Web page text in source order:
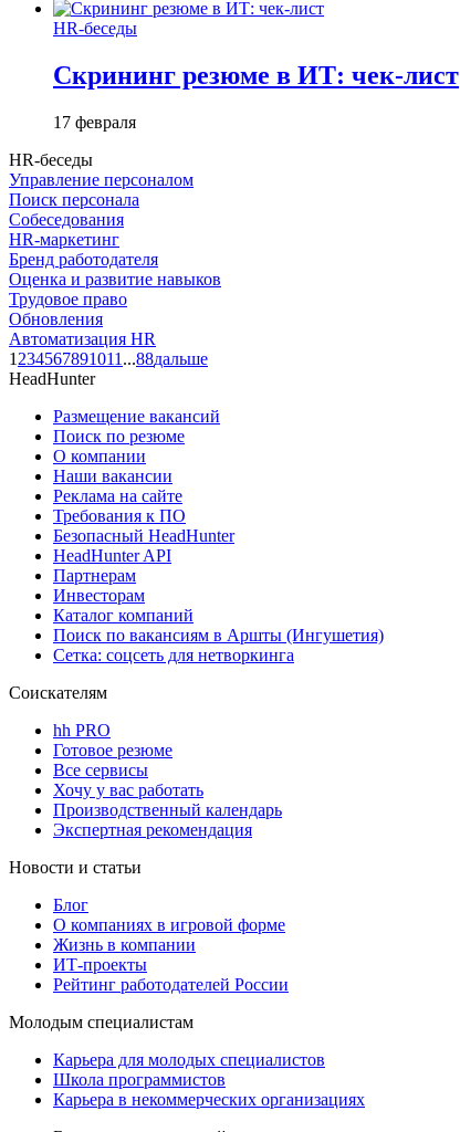
HR-беседы
Скрининг резюме в ИТ: чек-лист
17 февраля
HR-беседы
Управление персоналом
Поиск персонала
Собеседования
HR-маркетинг
Бренд работодателя
Оценка и развитие навыков
Трудовое право
Обновления
Автоматизация HR
1 234567891011 ...88дальше
HeadHunter
Размещение вакансий
Поиск по резюме
О компании
Наши вакансии
Реклама на сайте
Требования к ПО
Безопасный HeadHunter
HeadHunter API
Партнерам
Инвесторам
Каталог компаний
Поиск по вакансиям в Аршты (Ингушетия)
Сетка: соцсеть для нетворкинга
Соискателям
hh PRO
Готовое резюме
Все сервисы
Хочу у вас работать
Производственный календарь
Экспертная рекомендация
Новости и статьи
Блог
О компаниях в игровой форме
Жизнь в компании
ИТ-проекты
Рейтинг работодателей России
Молодым специалистам
Карьера для молодых специалистов
Школа программистов
Карьера в некоммерческих организациях